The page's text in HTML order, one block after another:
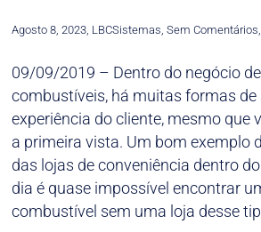
Agosto 8, 2023, LBCSistemas, Sem Comentários,
09/09/2019 – Dentro do negócio
combustíveis, há muitas formas de
experiência do cliente, mesmo que
a primeira vista. Um bom exemplo
das lojas de conveniência dentro
dia é quase impossível encontrar
combustível sem uma loja desse